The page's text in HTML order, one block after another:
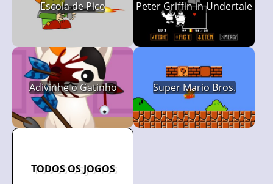
Escola de Pico Peter Griffin in Undertale
Adivinhe o Gatinho Super Mario Bros.
TODOS OS JOGOS